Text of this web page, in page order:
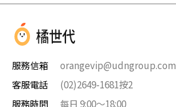
服務信箱
orangevip@udngroup.com
客服電話
(02)2649-1681按2
服務時間
每日 9:00～18:00